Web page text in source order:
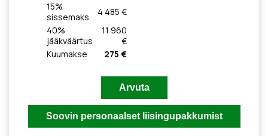
15%
sissemaks
4 485 €
40%
jääkväärtus
11 960
€
Kuumakse
275 €